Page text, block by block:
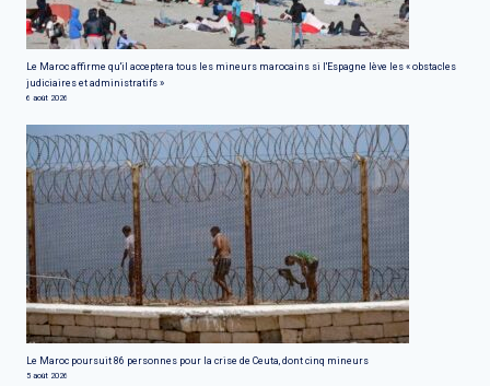
Le Maroc affirme qu'il acceptera tous les mineurs marocains si l'Espagne lève les « obstacles
judiciaires et administratifs »
6 août 2026
Le Maroc poursuit 86 personnes pour la crise de Ceuta, dont cinq mineurs
5 août 2026